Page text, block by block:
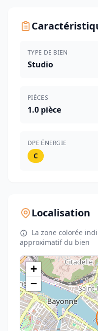
TYPE DE BIEN
Studio
PIÈCES
1.0 pièce
DPE ÉNERGIE
C
Localisation
La zone colorée
approximatif du bien
+
−